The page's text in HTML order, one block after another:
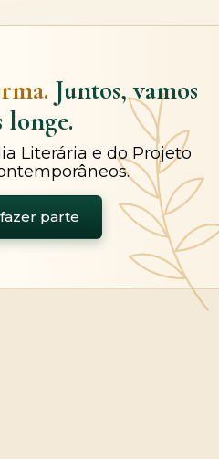
Juntos, vamos
longe.
Literária e do Projeto
parte